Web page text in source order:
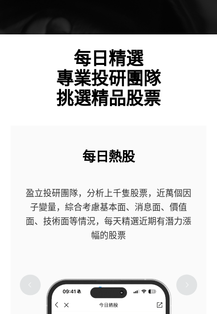
每日精選
專業投研團隊
挑選精品股票
每日熱股
盈立投研團隊，分析上千隻股票，近萬個因
子變量，綜合考慮基本面、消息面、價值
面、技術面等情況，每天精選近期有潛力漲
幅的股票